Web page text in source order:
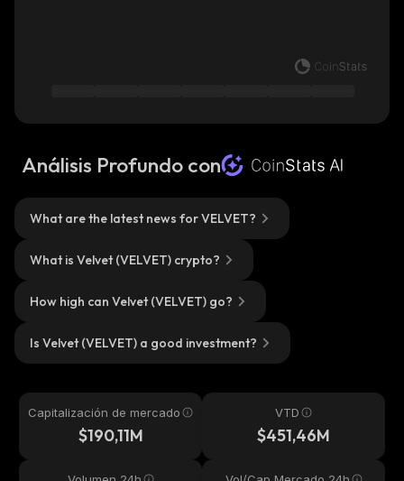
Análisis Profundo con
What are the latest news for VELVET?
What is Velvet (VELVET) crypto?
How high can Velvet (VELVET) go?
Is Velvet (VELVET) a good investment?
Capitalización de mercado
$190,11M
VTD
$451,46M